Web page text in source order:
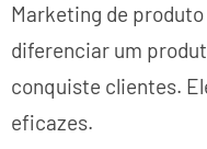
Marketing de
diferenciar um
conquiste clientes.
eficazes.